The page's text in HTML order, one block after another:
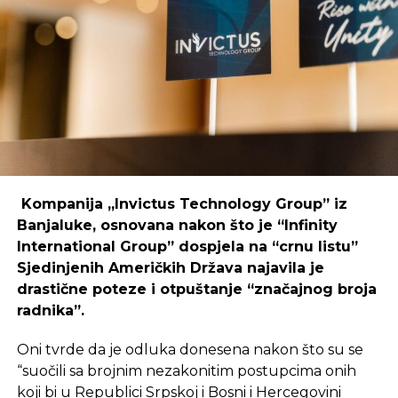
Primjer mostarskog CodeHuba pokazuje da
coworking prostori mogu uspješno djelovati i u
regijama koje nisu urbani centri, ali zahtijeva
podršku i ulaganja koja će omogućiti dugoročnu
održivost ovakvih inicijativa.
Ulaganje u coworking prostor u Čapljini moglo bi
postati ključan korak prema stvaranju napredne
poslovne klime, privlačenju novih profesionalaca te
nove projekte i lokalnu ekonomiju.
Kompanija „Invictus Technology Group” iz
Banjaluke, osnovana nakon što je “Infinity
International Group” dospjela na “crnu listu”
Sjedinjenih Američkih Država najavila je
drastične poteze i otpuštanje “značajnog broja
radnika”.
Oni tvrde da je odluka donesena nakon što su se
“suočili sa brojnim nezakonitim postupcima onih
koji bi u Republici Srpskoj i Bosni i Hercegovini